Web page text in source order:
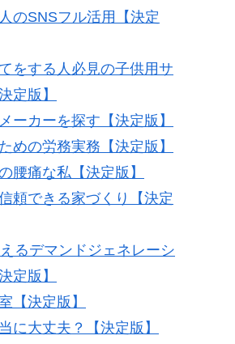
のSNSフル活用【決定
をする人必見の子供用サ
定版】
ーカーを探す【決定版】
めの労務実務【決定版】
腰痛な私【決定版】
頼できる家づくり【決定
るデマンドジェネレーシ
定版】
【決定版】
に大丈夫？【決定版】